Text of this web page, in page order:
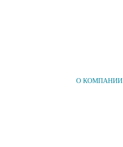
О КОМПАНИИ